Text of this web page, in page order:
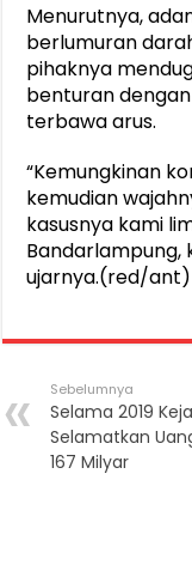
Menurutnya,
berlumuran
pihaknya
benturan
terbawa arus.
“Kemungkinan
kemudian
kasusnya kami
Bandarlampung,
ujarnya.(red/ant)
Sebelumnya
Selama 2019
Selamatkan
167 Milyar